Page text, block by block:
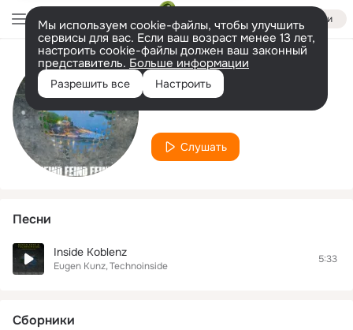
Войти
Мы используем cookie-файлы, чтобы улучшить
сервисы для вас. Если ваш возраст менее 13 лет,
настроить cookie-файлы должен ваш законный
представитель. Больше информации
Разрешить все Настроить
Исполнитель
Technoinside
Слушать
Песни
Inside Koblenz
Eugen Kunz Technoinside
5:33
Сборники